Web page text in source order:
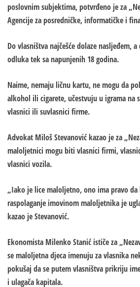
poslovnim subjektima, potvrđeno je za
Agencije za posredničke, informatičke i
Do vlasništva najčešće dolaze nasljeđem,
odluka tek sa napunjenih 18 godina.
Naime, nemaju ličnu kartu, ne mogu da
alkohol ili cigarete, učestvuju u igrama na
vlasnici ili suvlasnici firme.
Advokat Miloš Stevanović kazao je za
maloljetnici mogu biti vlasnici firmi,
vlasnici vozila.
„Iako je lice maloljetno, ono ima pravo
raspolaganje imovinom maloljetnika je
kazao je Stevanović.
Еkonomista Milenko Stanić ističe za
se maloljetna djeca imenuju za vlasnika
pokušaj da se putem vlasništva prikriju
i ulagača kapitala.